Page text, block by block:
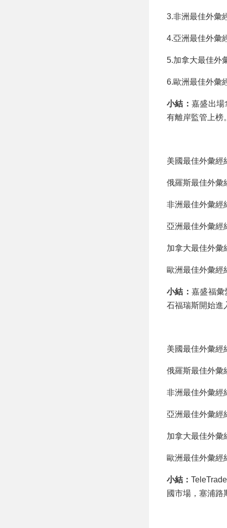
3.非洲最佳外彙
4.亞洲最佳外彙
5.加拿大最佳外
6.歐洲最佳外彙
小結：嘉盛出場
有離岸監管上榜
美國最佳外彙經
俄羅斯最佳外彙
非洲最佳外彙經
亞洲最佳外彙經
加拿大最佳外彙
歐洲最佳外彙經
小結：嘉盛福彙
石福瑞斯開始進
美國最佳外彙經
俄羅斯最佳外彙
非洲最佳外彙經
亞洲最佳外彙經
加拿大最佳外彙
歐洲最佳外彙經
小結：
國市場，塞浦路